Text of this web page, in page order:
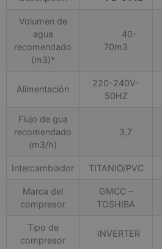
Volumen de
agua
recomendado
(m3)*
40-
70m3
Alimentación
220-240V-
50HZ
Flujo de gua
recomendado
(m3/h)
3,7
Intercambiador TITANIO/PVC
Marca del
compresor
GMCC –
TOSHIBA
Tipo de
compresor
INVERTER